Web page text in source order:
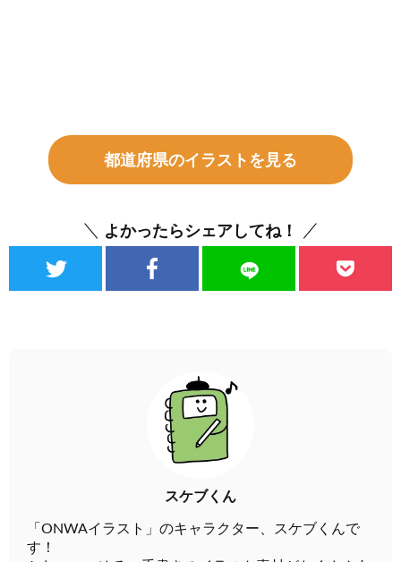
都道府県のイラストを見る
よかったらシェアしてね！
スケブくん
「ONWAイラスト」のキャラクター、スケブくんで
す！